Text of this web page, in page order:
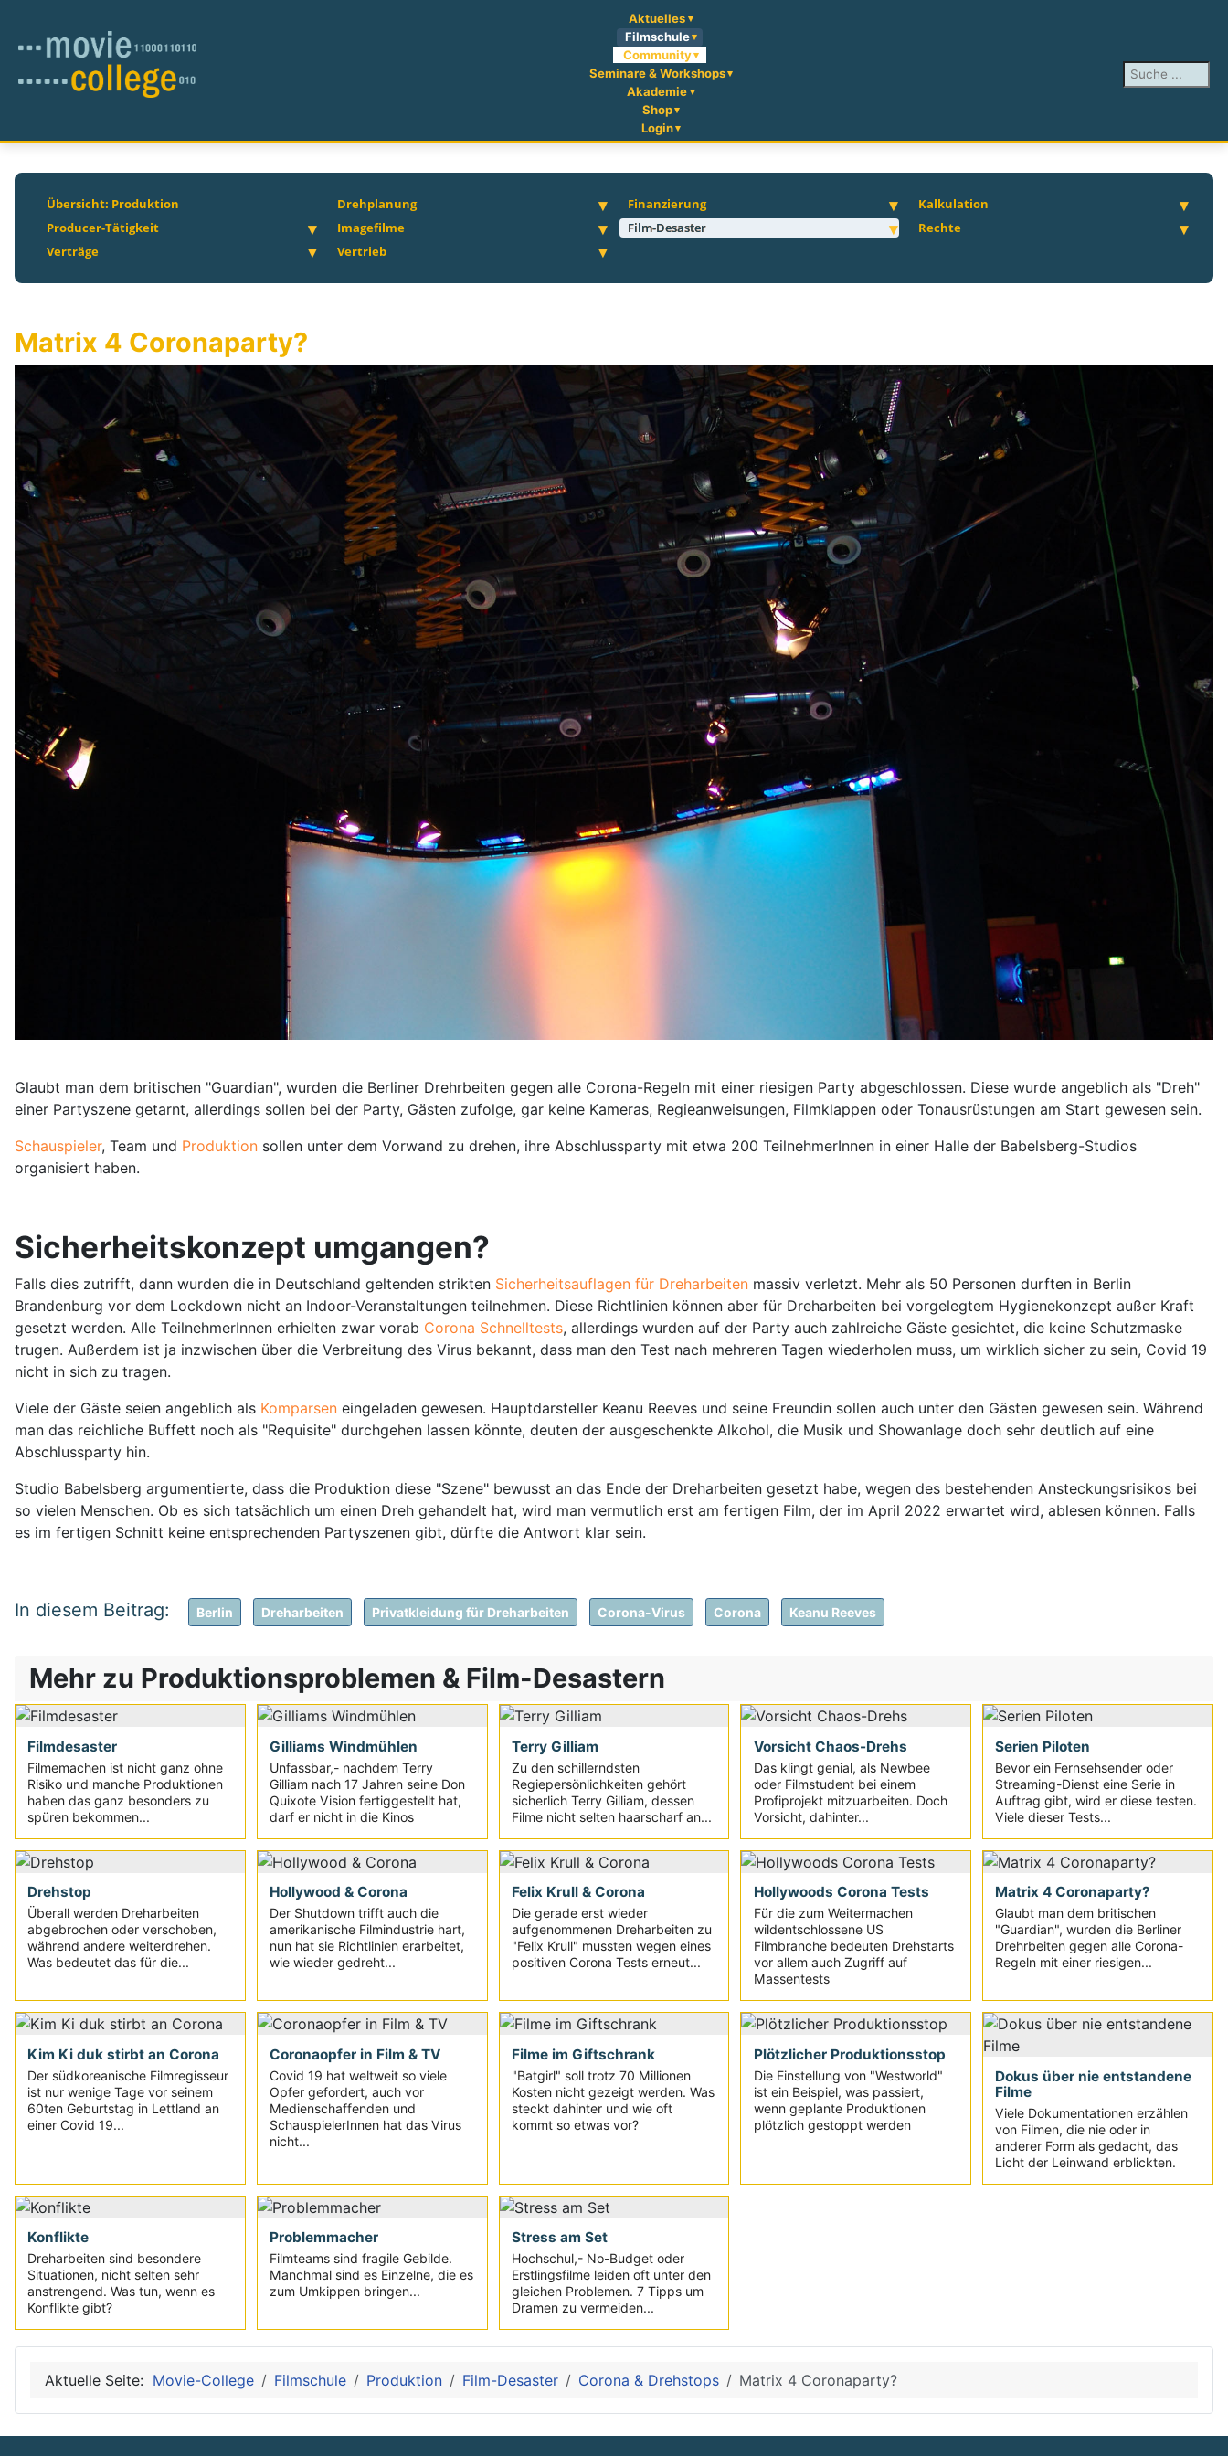
Aktuelles
Filmschule
Community
Seminare & Workshops
Akademie
Shop
Login
Suchen ...
Übersicht: Produktion Drehplanung Finanzierung
Kalkulation
Producer-Tätigkeit
Imagefilme Film-Desaster
Rechte
Verträge
Vertrieb
Matrix 4 Coronaparty?
Glaubt man dem britischen "Guardian", wurden die Berliner Drehrbeiten gegen alle Corona-Regeln mit einer riesigen Party abgeschlossen. Diese wurde angeblich als "Dreh"
einer Partyszene getarnt, allerdings sollen bei der Party, Gästen zufolge, gar keine Kameras, Regieanweisungen, Filmklappen oder Tonausrüstungen am Start gewesen sein.
Schauspieler, Team und Produktion sollen unter dem Vorwand zu drehen, ihre Abschlussparty mit etwa 200 TeilnehmerInnen in einer Halle der Babelsberg-Studios
organisiert haben.
Sicherheitskonzept umgangen?
Falls dies zutrifft, dann wurden die in Deutschland geltenden strikten Sicherheitsauflagen für Dreharbeiten massiv verletzt. Mehr als 50 Personen durften in Berlin
Brandenburg vor dem Lockdown nicht an Indoor-Veranstaltungen teilnehmen. Diese Richtlinien können aber für Dreharbeiten bei vorgelegtem Hygienekonzept außer Kraft
gesetzt werden. Alle TeilnehmerInnen erhielten zwar vorab Corona Schnelltests, allerdings wurden auf der Party auch zahlreiche Gäste gesichtet, die keine Schutzmaske
trugen. Außerdem ist ja inzwischen über die Verbreitung des Virus bekannt, dass man den Test nach mehreren Tagen wiederholen muss, um wirklich sicher zu sein, Covid 19
nicht in sich zu tragen.
Viele der Gäste seien angeblich als Komparsen eingeladen gewesen. Hauptdarsteller Keanu Reeves und seine Freundin sollen auch unter den Gästen gewesen sein. Während
man das reichliche Buffett noch als "Requisite" durchgehen lassen könnte, deuten der ausgeschenkte Alkohol, die Musik und Showanlage doch sehr deutlich auf eine
Abschlussparty hin.
Studio Babelsberg argumentierte, dass die Produktion diese "Szene" bewusst an das Ende der Dreharbeiten gesetzt habe, wegen des bestehenden Ansteckungsrisikos bei
so vielen Menschen. Ob es sich tatsächlich um einen Dreh gehandelt hat, wird man vermutlich erst am fertigen Film, der im April 2022 erwartet wird, ablesen können. Falls
es im fertigen Schnitt keine entsprechenden Partyszenen gibt, dürfte die Antwort klar sein.
Berlin Dreharbeiten Privatkleidung für Dreharbeiten Corona-Virus Corona Keanu Reeves
Mehr zu Produktionsproblemen & Film-Desastern
Filmdesaster
Filmemachen ist nicht ganz ohne
Risiko und manche Produktionen
haben das ganz besonders zu
spüren bekommen...
Gilliams Windmühlen
Unfassbar,- nachdem Terry
Gilliam nach 17 Jahren seine Don
Quixote Vision fertiggestellt hat,
darf er nicht in die Kinos
Terry Gilliam
Zu den schillerndsten
Regiepersönlichkeiten gehört
sicherlich Terry Gilliam, dessen
Filme nicht selten haarscharf an...
Vorsicht Chaos-Drehs
Das klingt genial, als Newbee
oder Filmstudent bei einem
Profiprojekt mitzuarbeiten. Doch
Vorsicht, dahinter...
Serien Piloten
Bevor ein Fernsehsender oder
Streaming-Dienst eine Serie in
Auftrag gibt, wird er diese testen.
Viele dieser Tests...
Drehstop
Überall werden Dreharbeiten
abgebrochen oder verschoben,
während andere weiterdrehen.
Was bedeutet das für die...
Hollywood & Corona
Der Shutdown trifft auch die
amerikanische Filmindustrie hart,
nun hat sie Richtlinien erarbeitet,
wie wieder gedreht...
Felix Krull & Corona
Die gerade erst wieder
aufgenommenen Dreharbeiten zu
"Felix Krull" mussten wegen eines
positiven Corona Tests erneut...
Hollywoods Corona Tests
Für die zum Weitermachen
wildentschlossene US
Filmbranche bedeuten Drehstarts
vor allem auch Zugriff auf
Massentests
Matrix 4 Coronaparty?
Glaubt man dem britischen
"Guardian", wurden die Berliner
Drehrbeiten gegen alle Corona-
Regeln mit einer riesigen...
Kim Ki duk stirbt an Corona
Der südkoreanische Filmregisseur
ist nur wenige Tage vor seinem
60ten Geburtstag in Lettland an
einer Covid 19...
Coronaopfer in Film & TV
Covid 19 hat weltweit so viele
Opfer gefordert, auch vor
Medienschaffenden und
SchauspielerInnen hat das Virus
nicht...
Filme im Giftschrank
"Batgirl" soll trotz 70 Millionen
Kosten nicht gezeigt werden. Was
steckt dahinter und wie oft
kommt so etwas vor?
Plötzlicher Produktionsstop
Die Einstellung von "Westworld"
ist ein Beispiel, was passiert,
wenn geplante Produktionen
plötzlich gestoppt werden
Dokus über nie entstandene
Filme
Viele Dokumentationen erzählen
von Filmen, die nie oder in
anderer Form als gedacht, das
Licht der Leinwand erblickten.
Konflikte
Dreharbeiten sind besondere
Situationen, nicht selten sehr
anstrengend. Was tun, wenn es
Konflikte gibt?
Problemmacher
Filmteams sind fragile Gebilde.
Manchmal sind es Einzelne, die es
zum Umkippen bringen...
Stress am Set
Hochschul,- No-Budget oder
Erstlingsfilme leiden oft unter den
gleichen Problemen. 7 Tipps um
Dramen zu vermeiden...
Aktuelle Seite: Movie-College Filmschule Produktion Film-Desaster Corona & Drehstops Matrix 4 Coronaparty?